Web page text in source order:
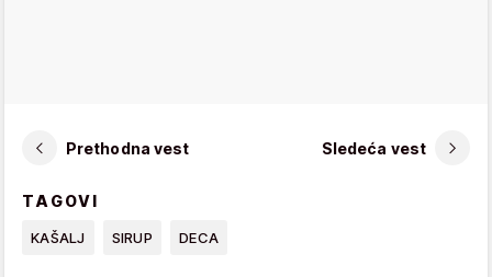
Prethodna vest Sledeća vest
TAGOVI
KAŠALJ SIRUP DECA